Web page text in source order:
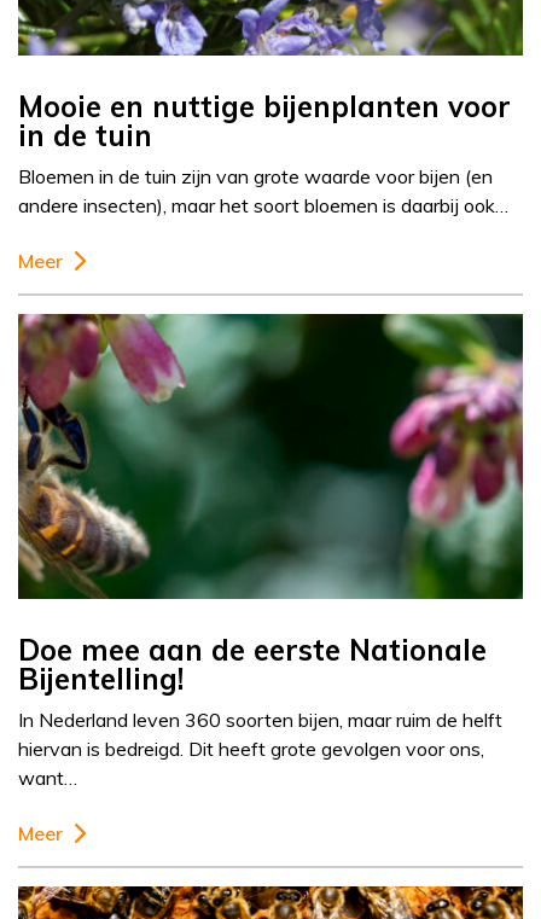
Mooie en nuttige bijenplanten voor
in de tuin
Bloemen in de tuin zijn van grote waarde voor bijen (en
andere insecten), maar het soort bloemen is daarbij ook…
Meer
Doe mee aan de eerste Nationale
Bijentelling!
In Nederland leven 360 soorten bijen, maar ruim de helft
hiervan is bedreigd. Dit heeft grote gevolgen voor ons,
want…
Meer